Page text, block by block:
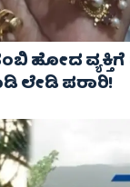
ಹೋದ
ಲೇಡಿ ಪರಾರಿ!